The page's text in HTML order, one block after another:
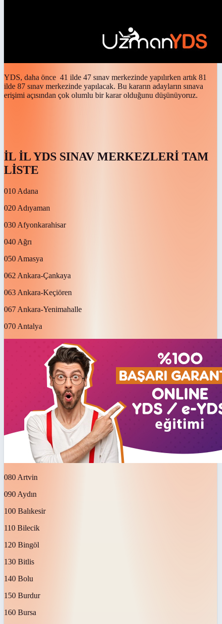
YDS, daha önce 41 ilde 47 sınav merkezinde yapılırken artık 81
ilde 87 sınav merkezinde yapılacak. Bu kararın adayların sınava
erişimi açısından çok olumlu bir karar olduğunu düşünüyoruz.
İL İL YDS SINAV MERKEZLERİ TAM
LİSTE
010 Adana
020 Adıyaman
030 Afyonkarahisar
040 Ağrı
050 Amasya
062 Ankara-Çankaya
063 Ankara-Keçiören
067 Ankara-Yenimahalle
070 Antalya
080 Artvin
090 Aydın
100 Balıkesir
110 Bilecik
120 Bingöl
130 Bitlis
140 Bolu
150 Burdur
160 Bursa